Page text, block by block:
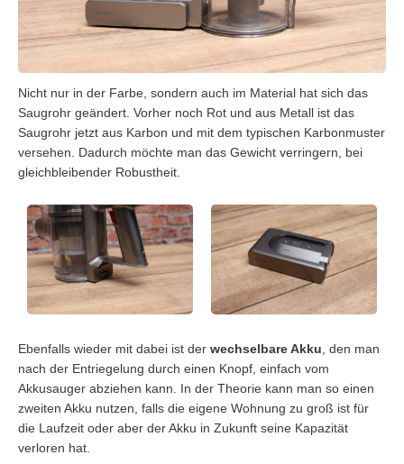
Nicht nur in der Farbe, sondern auch im Material hat sich das
Saugrohr geändert. Vorher noch Rot und aus Metall ist das
Saugrohr jetzt aus Karbon und mit dem typischen Karbonmuster
versehen. Dadurch möchte man das Gewicht verringern, bei
gleichbleibender Robustheit.
Ebenfalls wieder mit dabei ist der wechselbare Akku, den man
nach der Entriegelung durch einen Knopf, einfach vom
Akkusauger abziehen kann. In der Theorie kann man so einen
zweiten Akku nutzen, falls die eigene Wohnung zu groß ist für
die Laufzeit oder aber der Akku in Zukunft seine Kapazität
verloren hat.